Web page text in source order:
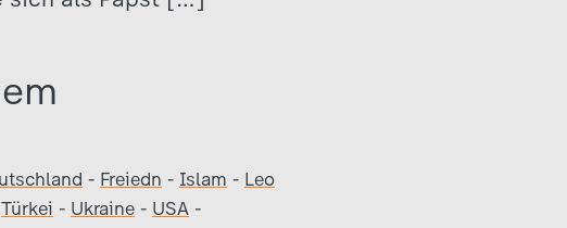
- Freiedn - Islam - Leo
Türkei - Ukraine - USA -